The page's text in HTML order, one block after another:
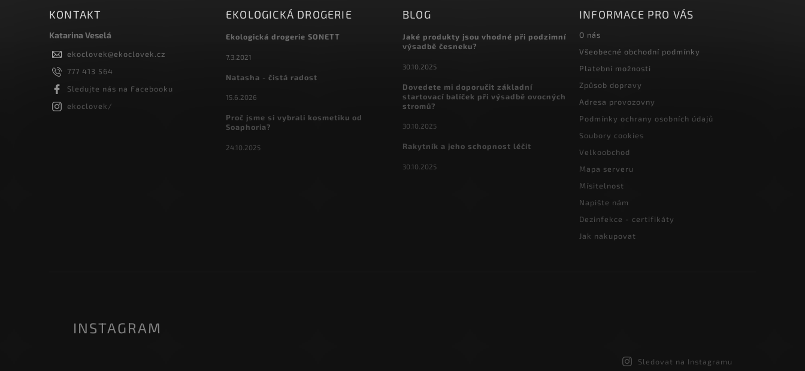
KONTAKT
Katarina Veselá
ekoclovek@ekoclovek.cz
777 413 564
Sledujte nás na Facebooku
ekoclovek/
EKOLOGICKÁ DROGERIE
Ekologická drogerie SONETT
7.3.2021
Natasha - čistá radost
15.6.2026
Proč jsme si vybrali kosmetiku od
Soaphoria?
24.10.2025
BLOG
Jaké produkty jsou vhodné při podzimní
výsadbě česneku?
30.10.2025
Dovedete mi doporučit základní
startovací balíček při výsadbě ovocných
stromů?
30.10.2025
Rakytník a jeho schopnost léčit
30.10.2025
INFORMACE PRO VÁS
O nás
Všeobecné obchodní podmínky
Platební možnosti
Způsob dopravy
Adresa provozovny
Podmínky ochrany osobních údajů
Soubory cookies
Velkoobchod
Mapa serveru
Mísitelnost
Napište nám
Dezinfekce - certifikáty
Jak nakupovat
INSTAGRAM
Sledovat na Instagramu